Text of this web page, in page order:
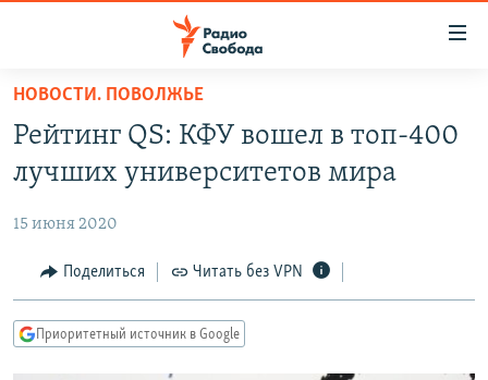
упрощенного
доступа
основному
Вернутся
главной
навигации
АВТОРСКИЕ ПРОЕКТЫ
ЦИТАТЫ СВОБОДЫ
МНЕНИЯ
IDEL.РЕАЛИИ
НОВОСТИ. ПОВОЛЖЬЕ
Рейтинг QS: КФУ вошел в топ-400
лучших университетов мира
15 июня 2020
Поделиться Читать без VPN
Приоритетный источник в Google